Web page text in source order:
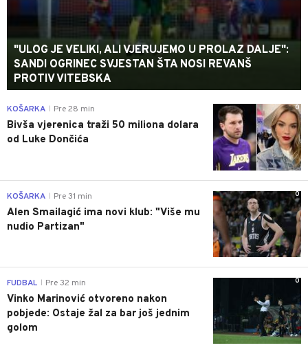
"ULOG JE VELIKI, ALI VJERUJEMO U PROLAZ DALJE":
SANDI OGRINEC SVJESTAN ŠTA NOSI REVANŠ
PROTIV VITEBSKA
0
KOŠARKA Pre 28 min
Bivša vjerenica traži 50 miliona dolara
od Luke Dončića
0
KOŠARKA Pre 31 min
Alen Smailagić ima novi klub: "Više mu
nudio Partizan"
0
FUDBAL Pre 32 min
Vinko Marinović otvoreno nakon
pobjede: Ostaje žal za bar još jednim
golom